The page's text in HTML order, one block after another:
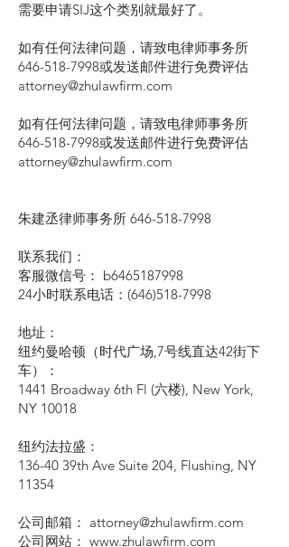
需要申请SIJ这个类别就最好了。
如有任何法律问题，请致电律师事务所
646-518-7998或发送邮件进行免费评估
attorney@zhulawfirm.com
如有任何法律问题，请致电律师事务所
646-518-7998或发送邮件进行免费评估
attorney@zhulawfirm.com
朱建丞律师事务所 646-518-7998
联系我们：
客服微信号： b6465187998
24小时联系电话：(646)518-7998
地址：
纽约曼哈顿（时代广场,7号线直达42街下
车）：
1441 Broadway 6th Fl (六楼), New York,
NY 10018
纽约法拉盛：
136-40 39th Ave Suite 204, Flushing, NY
11354
公司邮箱： attorney@zhulawfirm.com
公司网站： www.zhulawfirm.com